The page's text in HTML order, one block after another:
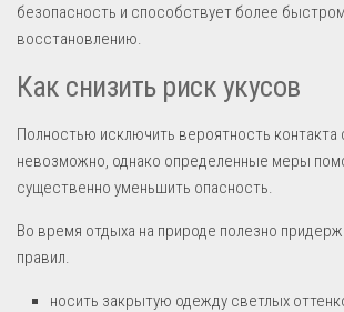
безопасность и способствует более
восстановлению.
Как снизить риск укусов
Полностью исключить вероятность
невозможно, однако определенные меры
существенно уменьшить опасность.
Во время отдыха на природе полезно
правил.
носить закрытую одежду светлых